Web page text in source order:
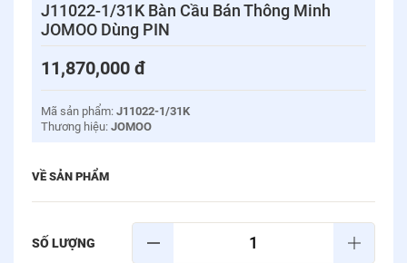
J11022-1/31K Bàn Cầu Bán Thông Minh
JOMOO Dùng PIN
11,870,000 đ
Mã sản phẩm: J11022-1/31K
Thương hiệu: JOMOO
VỀ SẢN PHẨM